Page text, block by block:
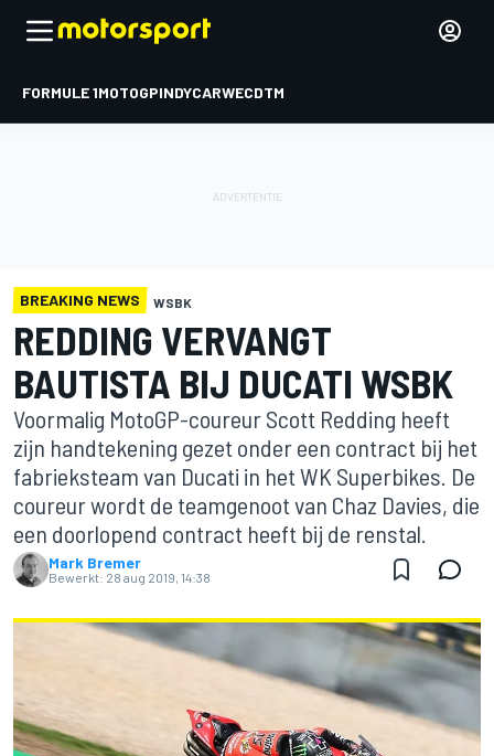
FORMULE 1MOTOGPINDYCARWECDTM
BREAKING NEWS WSBK
REDDING VERVANGT
BAUTISTA BIJ DUCATI WSBK
Voormalig MotoGP-coureur Scott Redding heeft
zijn handtekening gezet onder een contract bij het
fabrieksteam van Ducati in het WK Superbikes. De
coureur wordt de teamgenoot van Chaz Davies, die
een doorlopend contract heeft bij de renstal.
Mark Bremer
Bewerkt: 28 aug 2019, 14:38